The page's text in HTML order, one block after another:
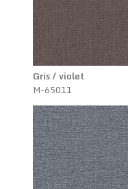
Gris / violet
M-65011